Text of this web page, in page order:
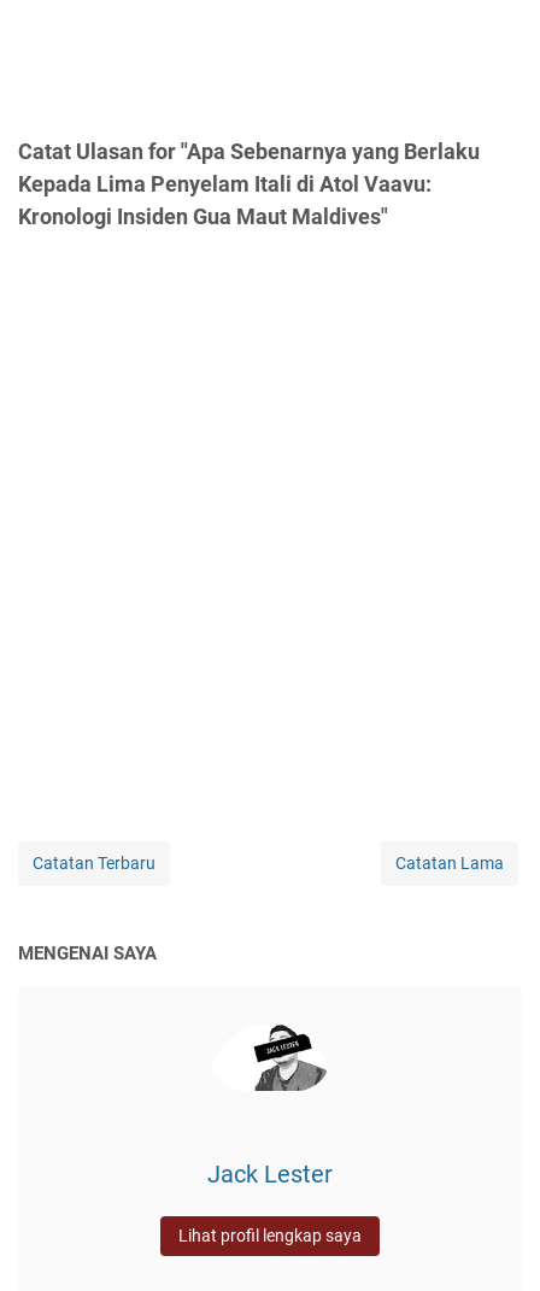
Catat Ulasan for "Apa Sebenarnya yang Berlaku
Kepada Lima Penyelam Itali di Atol Vaavu:
Kronologi Insiden Gua Maut Maldives"
Catatan Terbaru Catatan Lama
MENGENAI SAYA
Jack Lester
Lihat profil lengkap saya